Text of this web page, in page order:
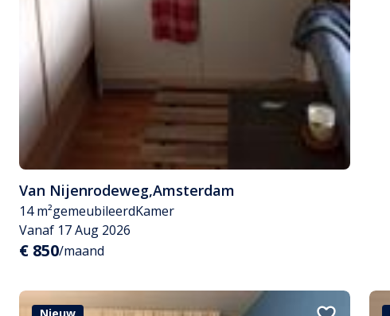
Van Nijenrodeweg,Amsterdam
14 m²gemeubileerdKamer
Vanaf 17 Aug 2026
€ 850/maand